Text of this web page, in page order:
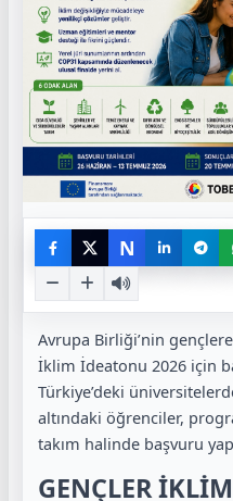
N
Avrupa Birliği’nin
İklim İdeatonu 2026 için
Türkiye’deki
altındaki öğrenciler,
takım halinde başvuru
GENÇLER